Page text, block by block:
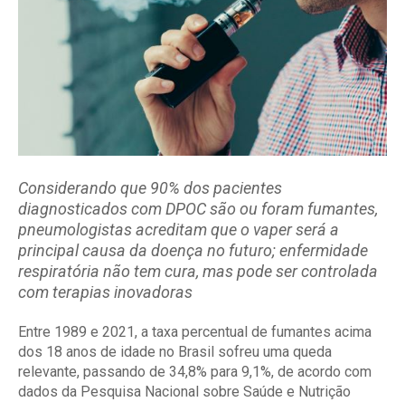
Considerando que 90% dos pacientes
diagnosticados com DPOC são ou foram fumantes,
pneumologistas acreditam que o vaper será a
principal causa da doença no futuro; enfermidade
respiratória não tem cura, mas pode ser controlada
com terapias inovadoras
Entre 1989 e 2021, a taxa percentual de fumantes acima
dos 18 anos de idade no Brasil sofreu uma queda
relevante, passando de 34,8% para 9,1%, de acordo com
dados da Pesquisa Nacional sobre Saúde e Nutrição